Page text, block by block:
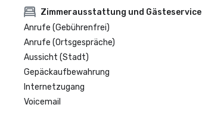
Zimmerausstattung und Gästeservice
Anrufe (Gebührenfrei)
Anrufe (Ortsgespräche)
Aussicht (Stadt)
Gepäckaufbewahrung
Internetzugang
Voicemail